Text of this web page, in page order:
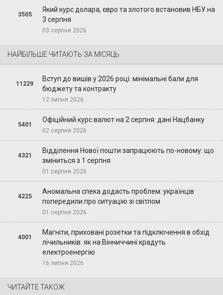
3505
Який курс долара, євро та злотого встановив НБУ на
3 серпня
03 серпня 2026
НАЙБІЛЬШЕ ЧИТАЮТЬ ЗА МІСЯЦЬ
11229
Вступ до вишів у 2026 році: мінімальні бали для
бюджету та контракту
12 липня 2026
5401
Офіційний курс валют на 2 серпня: дані Нацбанку
02 серпня 2026
4321
Відділення Нової пошти запрацюють по-новому: що
зміниться з 1 серпня
01 серпня 2026
4225
Аномальна спека додасть проблем: українців
попередили про ситуацію зі світлом
01 серпня 2026
4001
Магніти, приховані розетки та підключення в обхід
лічильників: як на Вінниччині крадуть
електроенергію
16 липня 2026
ЧИТАЙТЕ ТАКОЖ